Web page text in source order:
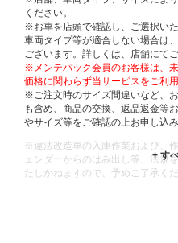
ください。
※お車を店頭で確認し、ご選択い
車両タイプ等が適合しない場合は
ございます。詳しくは、店舗にて
※メンテパック会員のお客様は、
価格に関わらず当サービスをご利用
※ご注文時のサイズ間違いなど、
も含め、商品の交換、返品返金等
やサイズ等をご確認の上お申し込
※違法改造車の入庫作業および、
ェンダーからのはみ出し等、法規
たしかねますので、予めご了承くだ